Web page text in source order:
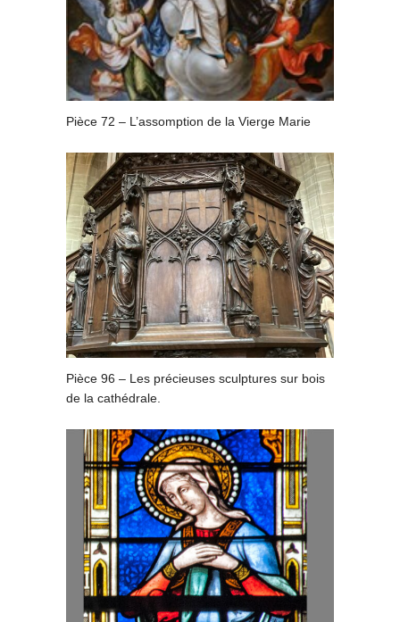
Pièce 72 – L’assomption de la Vierge Marie
Pièce 96 – Les précieuses sculptures sur bois
de la cathédrale.